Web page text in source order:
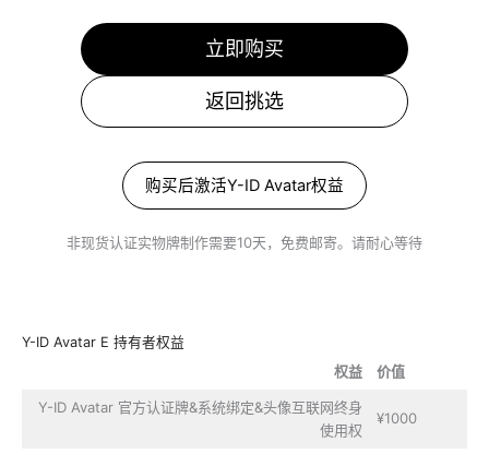
立即购买
返回挑选
购买后激活Y-ID Avatar权益
非现货认证实物牌制作需要10天，免费邮寄。请耐心等待
Y-ID Avatar E 持有者权益
权益 价值
Y-ID Avatar 官方认证牌&系统绑定&头像互联网终身
使用权
¥1000